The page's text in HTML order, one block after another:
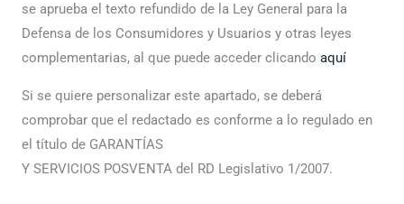
se aprueba el texto refundido de la Ley General para la
Defensa de los Consumidores y Usuarios y otras leyes
complementarias, al que puede acceder clicando aquí
Si se quiere personalizar este apartado, se deberá
comprobar que el redactado es conforme a lo regulado en
el título de GARANTÍAS
Y SERVICIOS POSVENTA del RD Legislativo 1/2007.